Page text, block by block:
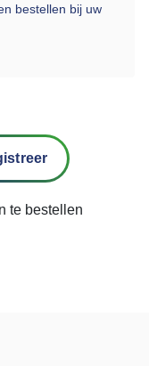
bestellen bij uw
te bestellen